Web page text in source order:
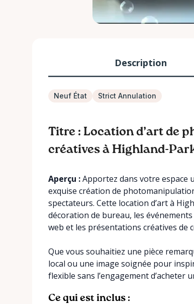
Description
Neuf État Strict Annulation
Titre : Location d’art de
créatives à Highland-
Aperçu :Apportez dans votre espace
exquise création de
spectateurs. Cette location d’art à
décoration de bureau, les
web et les présentations créatives de
Que vous souhaitiez une pièce
local ou une image soignée pour
flexible sans l’engagement d’acheter
Ce qui est inclus :